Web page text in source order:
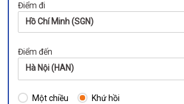
Điểm đi
Hồ Chí Minh (SGN)
Điểm đến
Hà Nội (HAN)
Một chiều Khứ hồi